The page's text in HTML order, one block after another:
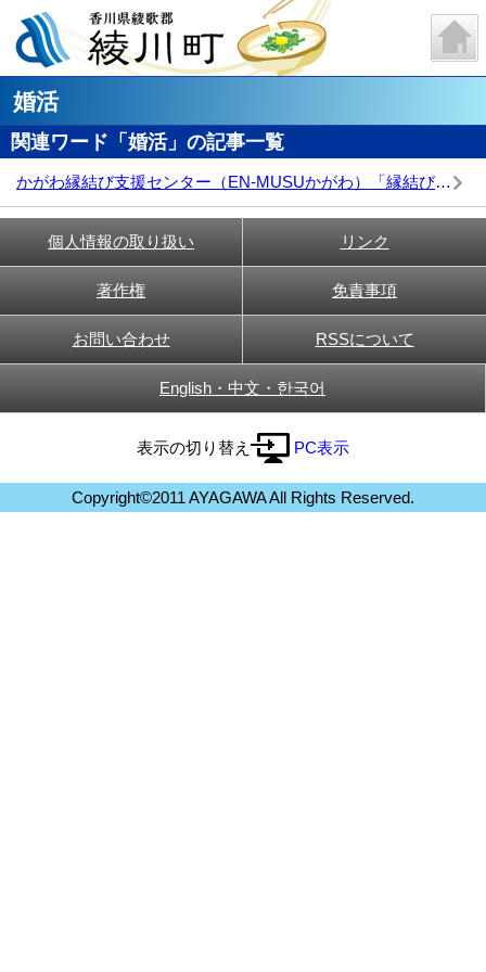
婚活
関連ワード「婚活」の記事一覧
かがわ縁結び支援センター（EN-MUSUかがわ）「縁結びマッチング」会員登録料の補助について
個人情報の取り扱い リンク
著作権 免責事項
お問い合わせ RSSについて
English・中文・한국어
表示の切り替え PC表示
Copyright©2011 AYAGAWA All Rights Reserved.